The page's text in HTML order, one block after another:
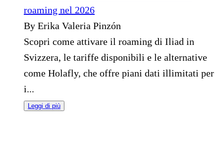
roaming nel 2026
By Erika Valeria Pinzón
Scopri come attivare il roaming di Iliad in
Svizzera, le tariffe disponibili e le alternative
come Holafly, che offre piani dati illimitati per
i...
Leggi di più